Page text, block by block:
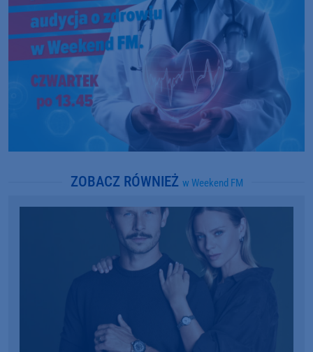
ZOBACZ RÓWNIEŻ w Weekend FM